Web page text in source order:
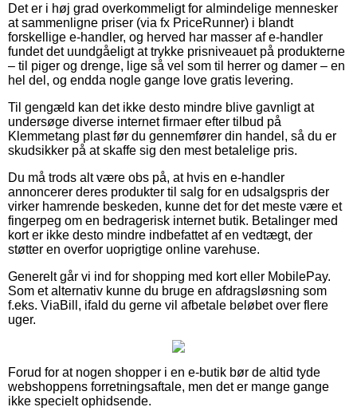
Det er i høj grad overkommeligt for almindelige mennesker
at sammenligne priser (via fx PriceRunner) i blandt
forskellige e-handler, og herved har masser af e-handler
fundet det uundgåeligt at trykke prisniveauet på produkterne
– til piger og drenge, lige så vel som til herrer og damer – en
hel del, og endda nogle gange love gratis levering.
Til gengæld kan det ikke desto mindre blive gavnligt at
undersøge diverse internet firmaer efter tilbud på
Klemmetang plast før du gennemfører din handel, så du er
skudsikker på at skaffe sig den mest betalelige pris.
Du må trods alt være obs på, at hvis en e-handler
annoncerer deres produkter til salg for en udsalgspris der
virker hamrende beskeden, kunne det for det meste være et
fingerpeg om en bedragerisk internet butik. Betalinger med
kort er ikke desto mindre indbefattet af en vedtægt, der
støtter en overfor uoprigtige online varehuse.
Generelt går vi ind for shopping med kort eller MobilePay.
Som et alternativ kunne du bruge en afdragsløsning som
f.eks. ViaBill, ifald du gerne vil afbetale beløbet over flere
uger.
Forud for at nogen shopper i en e-butik bør de altid tyde
webshoppens forretningsaftale, men det er mange gange
ikke specielt ophidsende.